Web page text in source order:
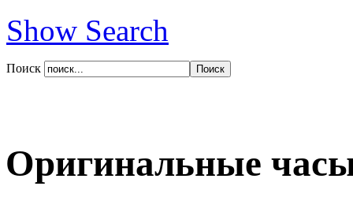
Show Search
Поиск
Оригинальные